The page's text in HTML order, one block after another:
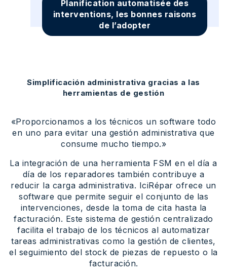
Planification automatisée des
interventions, les bonnes raisons
de l’adopter
Simplificación administrativa gracias a las
herramientas de gestión
«Proporcionamos a los técnicos un software todo
en uno para evitar una gestión administrativa que
consume mucho tiempo.»
La integración de una herramienta FSM en el día a
día de los reparadores también contribuye a
reducir la carga administrativa. IciRépar ofrece un
software que permite seguir el conjunto de las
intervenciones, desde la toma de cita hasta la
facturación. Este sistema de gestión centralizado
facilita el trabajo de los técnicos al automatizar
tareas administrativas como la gestión de clientes,
el seguimiento del stock de piezas de repuesto o la
facturación.